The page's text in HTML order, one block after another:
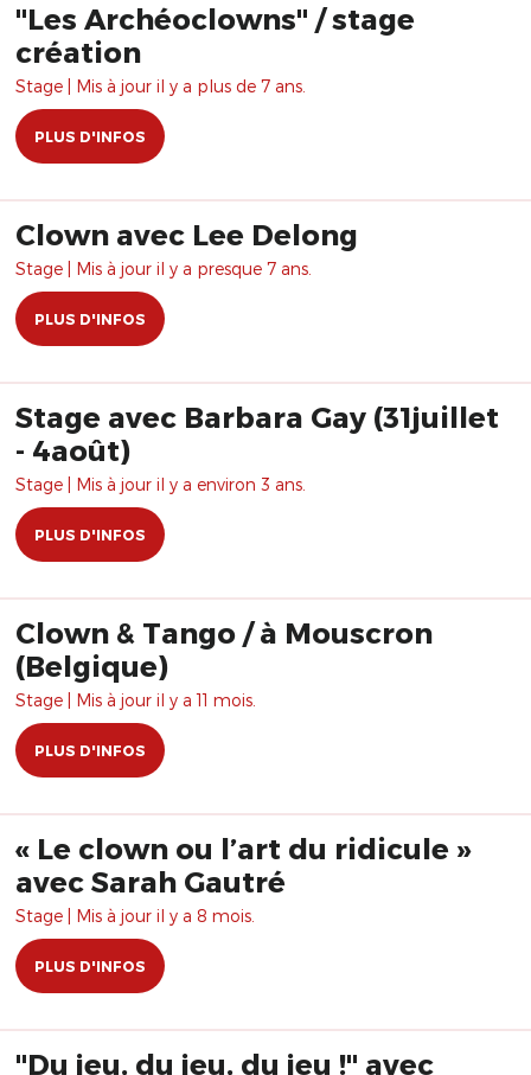
"Les Archéoclowns" / stage
création
Stage | Mis à jour il y a plus de 7 ans.
PLUS D'INFOS
Clown avec Lee Delong
Stage | Mis à jour il y a presque 7 ans.
PLUS D'INFOS
Stage avec Barbara Gay (31juillet
- 4août)
Stage | Mis à jour il y a environ 3 ans.
PLUS D'INFOS
Clown & Tango / à Mouscron
(Belgique)
Stage | Mis à jour il y a 11 mois.
PLUS D'INFOS
« Le clown ou l’art du ridicule »
avec Sarah Gautré
Stage | Mis à jour il y a 8 mois.
PLUS D'INFOS
"Du jeu, du jeu, du jeu !" avec